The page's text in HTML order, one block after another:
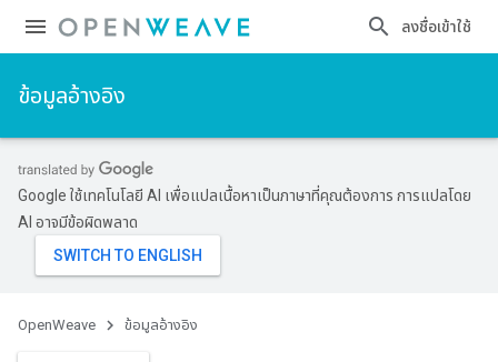
ลงชื่อเข้าใช้
ข้อมูลอ้างอิง
Google ใช้เทคโนโลยี AI เพื่อแปลเนื้อหาเป็นภาษาที่คุณต้องการ การแปลโดย
AI อาจมีข้อผิดพลาด
OpenWeave ข้อมูลอ้างอิง